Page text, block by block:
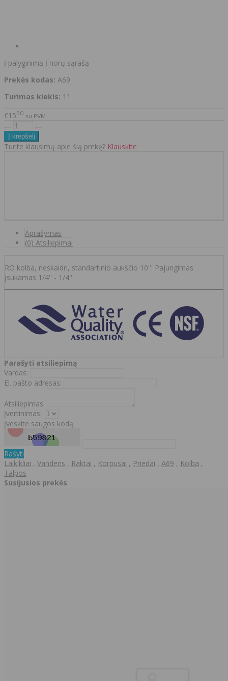
Į palyginimą Į norų sąrašą
Prekės kodas: A69
Turimas kiekis: 11
€1550 su PVM
Turite klausimų apie šią prekę? Klauskite
Aprašymas
(0) Atsiliepimai
RO kolba, neskaidri, standartinio aukščio 10''. Pajungimas
įsukamas 1/4'' - 1/4''.
Parašyti atsiliepimą
Vardas:
El. pašto adresas:
Atsiliepimas:
Įvertinimas:
Įveskite saugos kodą:
Rašyti
Laikikliai , Vandens , Raktai , Korpusai , Priedai , A69 , Kolba ,
Talpos
Susijusios prekės